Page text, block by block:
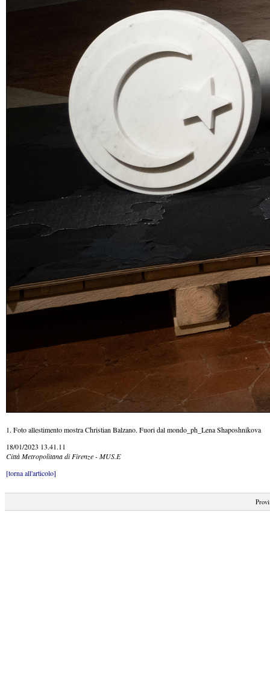
1. Foto allestimento mostra Christian Balzano. Fuori dal mondo_ph_Lena Shaposhnikova
18/01/2023 13.41.11
Città Metropolitana di Firenze - MUS.E
[torna all'articolo]